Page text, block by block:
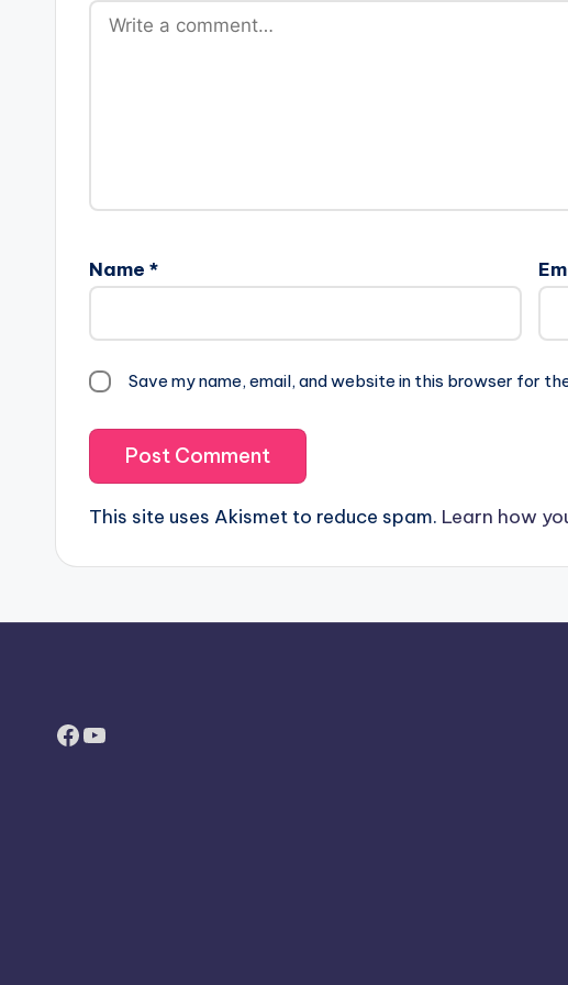
Name *
Save my name, email, and website in this browser for
This site uses Akismet to reduce spam. Learn how
Facebook
YouTube